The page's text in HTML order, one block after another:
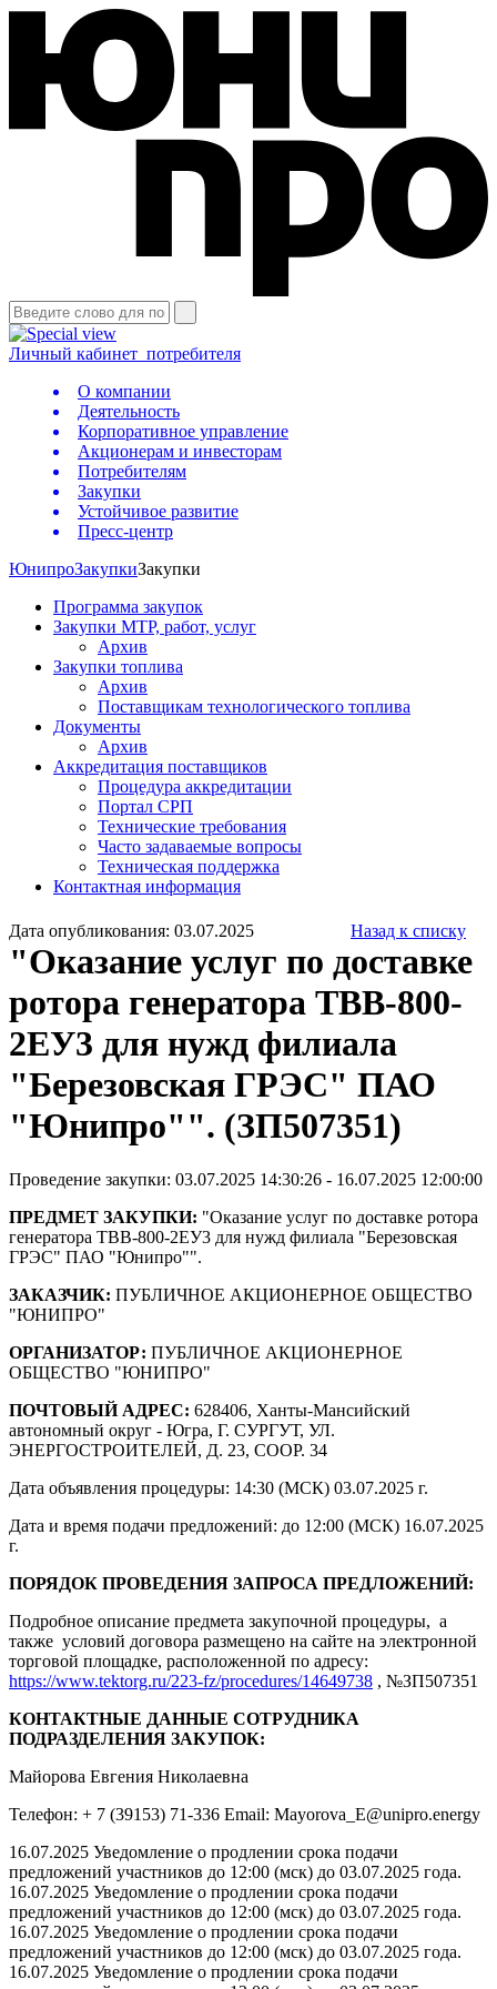
Личный кабинет потребителя
О компании
Деятельность
Корпоративное управление
Акционерам и инвесторам
Потребителям
Закупки
Устойчивое развитие
Пресс-центр
ЮнипроЗакупкиЗакупки
Программа закупок
Закупки МТР, работ, услуг
Архив
Закупки топлива
Архив
Поставщикам технологического топлива
Документы
Архив
Аккредитация поставщиков
Процедура аккредитации
Портал СРП
Технические требования
Часто задаваемые вопросы
Техническая поддержка
Контактная информация
Дата опубликования: 03.07.2025 Назад к списку
"Оказание услуг по доставке
ротора генератора ТВВ-800-
2ЕУ3 для нужд филиала
"Березовская ГРЭС" ПАО
"Юнипро"". (ЗП507351)
Проведение закупки: 03.07.2025 14:30:26 - 16.07.2025 12:00:00
ПРЕДМЕТ ЗАКУПКИ: "Оказание услуг по доставке ротора
генератора ТВВ-800-2ЕУ3 для нужд филиала "Березовская
ГРЭС" ПАО "Юнипро"".
ЗАКАЗЧИК: ПУБЛИЧНОЕ АКЦИОНЕРНОЕ ОБЩЕСТВО
"ЮНИПРО"
ОРГАНИЗАТОР: ПУБЛИЧНОЕ АКЦИОНЕРНОЕ
ОБЩЕСТВО "ЮНИПРО"
ПОЧТОВЫЙ АДРЕС: 628406, Ханты-Мансийский
автономный округ - Югра, Г. СУРГУТ, УЛ.
ЭНЕРГОСТРОИТЕЛЕЙ, Д. 23, СООР. 34
Дата объявления процедуры: 14:30 (МСК) 03.07.2025 г.
Дата и время подачи предложений: до 12:00 (МСК) 16.07.2025
г.
ПОРЯДОК ПРОВЕДЕНИЯ ЗАПРОСА ПРЕДЛОЖЕНИЙ:
Подробное описание предмета закупочной процедуры, а
также условий договора размещено на сайте на электронной
торговой площадке, расположенной по адресу:
https://www.tektorg.ru/223-fz/procedures/14649738 , №ЗП507351
КОНТАКТНЫЕ ДАННЫЕ СОТРУДНИКА
ПОДРАЗДЕЛЕНИЯ ЗАКУПОК:
Майорова Евгения Николаевна
Телефон: + 7 (39153) 71-336 Email: Mayorova_E@unipro.energy
16.07.2025 Уведомление о продлении срока подачи
предложений участников до 12:00 (мск) до 03.07.2025 года.
16.07.2025 Уведомление о продлении срока подачи
предложений участников до 12:00 (мск) до 03.07.2025 года.
16.07.2025 Уведомление о продлении срока подачи
предложений участников до 12:00 (мск) до 03.07.2025 года.
16.07.2025 Уведомление о продлении срока подачи